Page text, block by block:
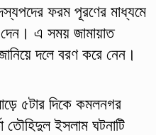
ফরম পূরণের মাধ্যমে
দেন। এ সময় জামায়াত
দলে বরণ করে নেন।
৫টার দিকে কমলনগর
তৌহিদুল ইসলাম ঘটনাটি